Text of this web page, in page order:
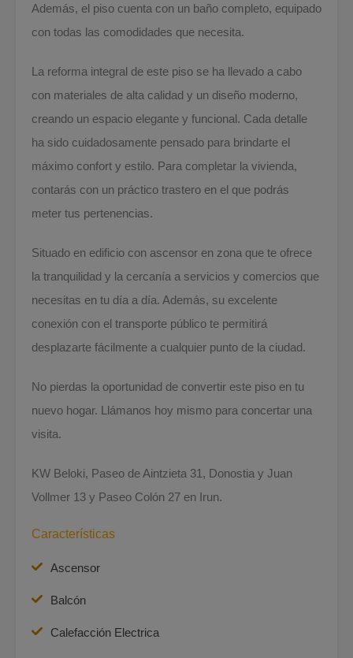
Además, el piso cuenta con un baño completo, equipado
con todas las comodidades que necesita.
La reforma integral de este piso se ha llevado a cabo
con materiales de alta calidad y un diseño moderno,
creando un espacio elegante y funcional. Cada detalle
ha sido cuidadosamente pensado para brindarte el
máximo confort y estilo. Para completar la vivienda,
contarás con un práctico trastero en el que podrás
meter tus pertenencias.
Situado en edificio con ascensor en zona que te ofrece
la tranquilidad y la cercanía a servicios y comercios que
necesitas en tu día a día. Además, su excelente
conexión con el transporte público te permitirá
desplazarte fácilmente a cualquier punto de la ciudad.
No pierdas la oportunidad de convertir este piso en tu
nuevo hogar. Llámanos hoy mismo para concertar una
visita.
KW Beloki, Paseo de Aintzieta 31, Donostia y Juan
Vollmer 13 y Paseo Colón 27 en Irun.
Características
Ascensor
Balcón
Calefacción Electrica